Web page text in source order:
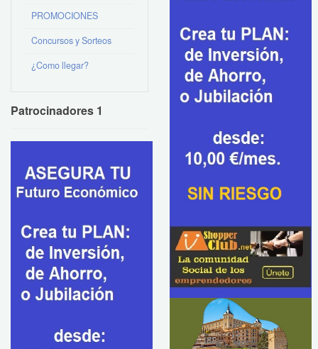
PROMOCIONES
Concursos y Sorteos
¿Como llegar?
Patrocinadores 1